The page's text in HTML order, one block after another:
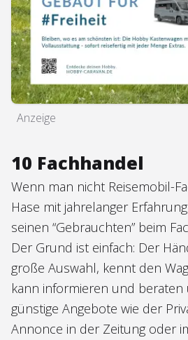
Anzeige
10 Fachhandel
Wenn man nicht Reisemobil-
Hase mit jahrelanger
seinen “Gebrauchten” beim
Der Grund ist einfach: Der
große Auswahl, kennt den
kann informieren und
günstige Angebote wie der
Annonce in der Zeitung oder